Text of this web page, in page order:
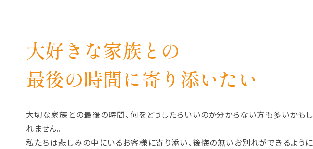
大好きな家族との
最後の時間に寄り添いたい
大切な家族との最後の時間、何をどうしたらいいのか分からない方も多いかもし
れません。
私たちは悲しみの中にいるお客様に寄り添い、後悔の無いお別れができるように